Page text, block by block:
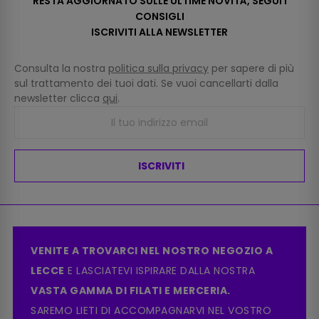
CONSIGLI
ISCRIVITI ALLA NEWSLETTER
Consulta la nostra politica sulla privacy per sapere di più
sul trattamento dei tuoi dati. Se vuoi cancellarti dalla
newsletter clicca qui.
ISCRIVITI
VENITE A TROVARCI NEL NOSTRO NEGOZIO A
LECCE E LASCIATEVI ISPIRARE DALLA NOSTRA
VASTA GAMMA DI FILATI E MERCERIA.
SAREMO LIETI DI ACCOMPAGNARVI NEL VOSTRO